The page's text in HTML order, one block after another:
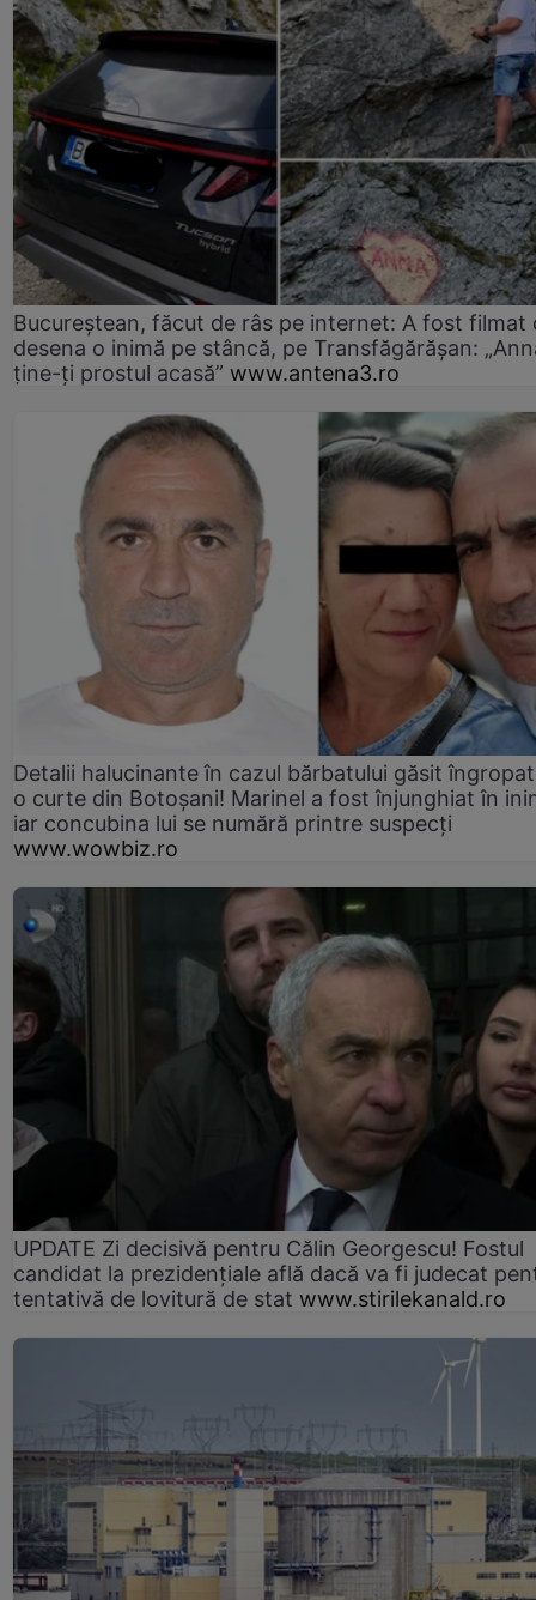
Bucureștean, făcut de râs pe internet: A fost filmat
desena o inimă pe stâncă, pe Transfăgărășan:
ține-ți prostul acasă” www.antena3.ro
Detalii halucinante în cazul bărbatului găsit
o curte din Botoșani! Marinel a fost înjunghiat în
iar concubina lui se numără printre suspecți
www.wowbiz.ro
UPDATE Zi decisivă pentru Călin Georgescu! Fostul
candidat la prezidențiale află dacă va fi judecat
tentativă de lovitură de stat www.stirilekanald.ro